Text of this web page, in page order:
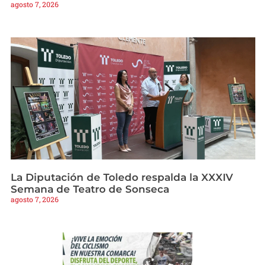
agosto 7, 2026
La Diputación de Toledo respalda la XXXIV
Semana de Teatro de Sonseca
agosto 7, 2026